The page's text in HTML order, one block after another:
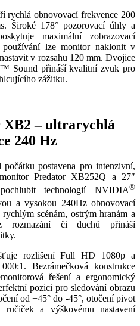
rychlá obnovovací frekvence 200
Široké 178° pozorovací úhly a
maximální zobrazovací
lze monitor naklonit v
v rozsahu 120 mm. Dvojice
Sound přináší kvalitní zvuk pro
zážitku.
XB2 – ultrarychlá
240 Hz
postavena pro intenzivní,
Predator XB252Q a 27″
technologií NVIDIA®
a vysokou 240Hz obnovovací
scénám, ostrým hranám a
rozmazání či duchů přináší
rozlišení Full HD 1080p a
Bezrámečková konstrukce
řešení a ergonomický
pozici pro sledování obrazu
od +45° do -45°, otočení pivot
a výškovému nastavení